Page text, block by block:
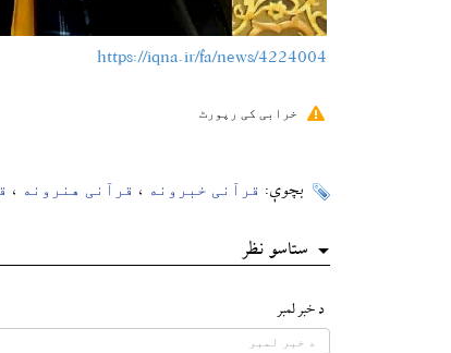
https://iqna.ir/fa/news/4224004
خرابی کی رپورٹ
بچوې: قرآنی خبرونه ، قرآنی هنرونه ،
ستاسو نظر
د خبر لمبر